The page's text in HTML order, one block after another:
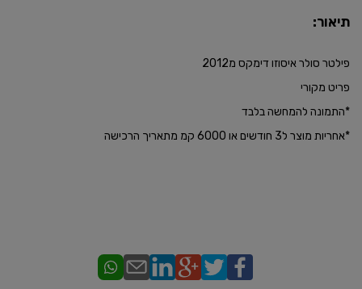
תיאור:
פילטר סולר איסוזו דימקס מ2012
פריט מקורי
*התמונה להמחשה בלבד
​*אחריות מוצר ל3 חודשים או 6000 קמ מתאריך הרכישה